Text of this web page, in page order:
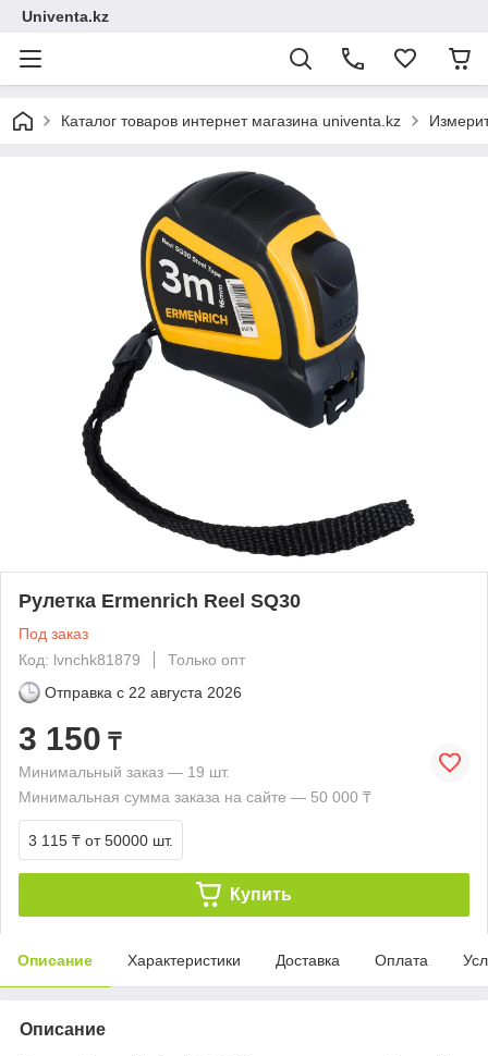
Univenta.kz
Каталог товаров интернет магазина univenta.kz
Рулетка Ermenrich Reel SQ30
Под заказ
Код: lvnchk81879
Только опт
Отправка с 22 августа 2026
3 150 ₸
Минимальный заказ — 19 шт.
Минимальная сумма заказа на сайте — 50 000 ₸
3 115 ₸ от 50000 шт.
Купить
Описание Характеристики Доставка Оплата
Описание